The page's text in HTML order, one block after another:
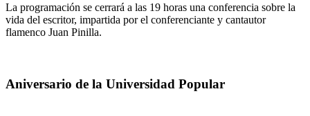
La programación se cerrará a las 19 horas una conferencia sobre la
vida del escritor, impartida por el conferenciante y cantautor
flamenco Juan Pinilla.
Aniversario de la Universidad Popular